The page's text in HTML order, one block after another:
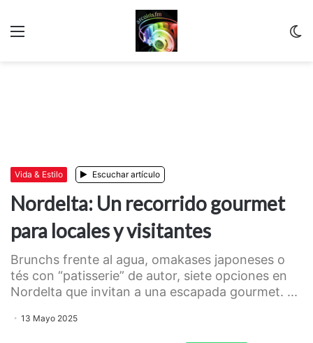
Vida & Estilo Escuchar artículo
Nordelta: Un recorrido gourmet
para locales y visitantes
Brunchs frente al agua, omakases japoneses o
tés con “patisserie” de autor, siete opciones en
Nordelta que invitan a una escapada gourmet. ...
13 Mayo 2025